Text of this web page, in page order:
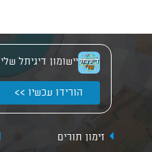
יישומון דיגיתל שלי
הורידו עכשיו >>
זימון תורים